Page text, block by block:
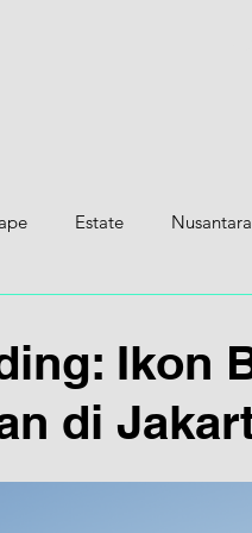
Estate Nusantara
Ikon
di